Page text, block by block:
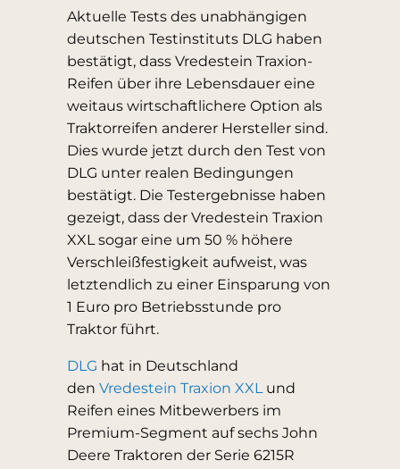
Aktuelle Tests des unabhängigen
deutschen Testinstituts DLG haben
bestätigt, dass Vredestein Traxion-
Reifen über ihre Lebensdauer eine
weitaus wirtschaftlichere Option als
Traktorreifen anderer Hersteller sind.
Dies wurde jetzt durch den Test von
DLG unter realen Bedingungen
bestätigt. Die Testergebnisse haben
gezeigt, dass der Vredestein Traxion
XXL sogar eine um 50 % höhere
Verschleißfestigkeit aufweist, was
letztendlich zu einer Einsparung von
1 Euro pro Betriebsstunde pro
Traktor führt.
DLG hat in Deutschland
den Vredestein Traxion XXLund
Reifen eines Mitbewerbers im
Premium-Segment auf sechs John
Deere Traktoren der Serie 6215R